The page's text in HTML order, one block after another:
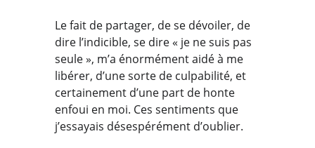
Le fait de partager, de se dévoiler, de
dire l’indicible, se dire « je ne suis pas
seule », m’a énormément aidé à me
libérer, d’une sorte de culpabilité, et
certainement d’une part de honte
enfoui en moi. Ces sentiments que
j’essayais désespérément d’oublier.